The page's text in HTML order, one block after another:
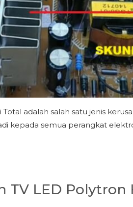
adalah salah satu jenis
kepada semua perangkat
TV LED Polytron